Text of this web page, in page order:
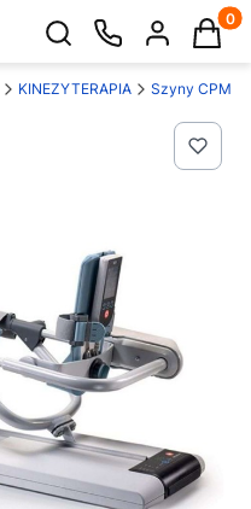
Otwórz wyszukiwarkę
KINEZYTERAPIA Szyny CPM